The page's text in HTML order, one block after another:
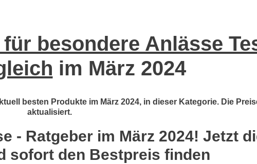
besondere Anlässe
im März 2024
besten Produkte im März 2024, in dieser Kategorie. Die
aktualisiert.
- Ratgeber im März 2024! Jetzt
sofort den Bestpreis finden